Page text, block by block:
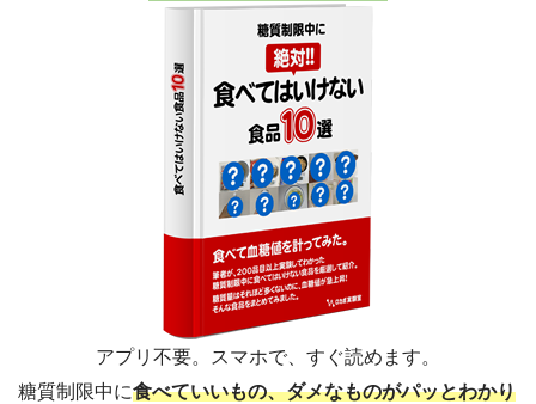
アプリ不要。スマホで、すぐ読めます。
糖質制限中に食べていいもの、ダメなものがパッとわかり